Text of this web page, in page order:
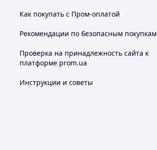
Как покупать с Пром-оплатой
Рекомендации по безопасным покупкам
Проверка на принадлежность сайта к
платформе prom.ua
Инструкции и советы